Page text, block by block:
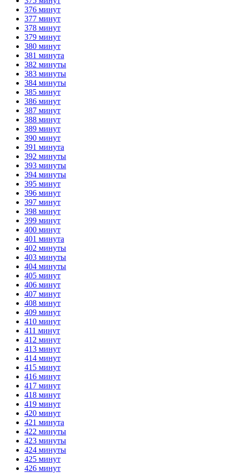
376 минут
377 минут
378 минут
379 минут
380 минут
381 минута
382 минуты
383 минуты
384 минуты
385 минут
386 минут
387 минут
388 минут
389 минут
390 минут
391 минута
392 минуты
393 минуты
394 минуты
395 минут
396 минут
397 минут
398 минут
399 минут
400 минут
401 минута
402 минуты
403 минуты
404 минуты
405 минут
406 минут
407 минут
408 минут
409 минут
410 минут
411 минут
412 минут
413 минут
414 минут
415 минут
416 минут
417 минут
418 минут
419 минут
420 минут
421 минута
422 минуты
423 минуты
424 минуты
425 минут
426 минут